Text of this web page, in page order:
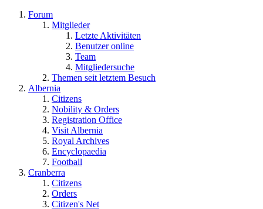
Forum
Mitglieder
Letzte Aktivitäten
Benutzer online
Team
Mitgliedersuche
Themen seit letztem Besuch
Albernia
Citizens
Nobility & Orders
Registration Office
Visit Albernia
Royal Archives
Encyclopaedia
Football
Cranberra
Citizens
Orders
Citizen's Net